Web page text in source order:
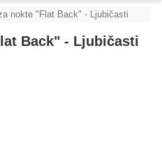
nokte "Flat Back" - Ljubičasti
Back" - Ljubičasti